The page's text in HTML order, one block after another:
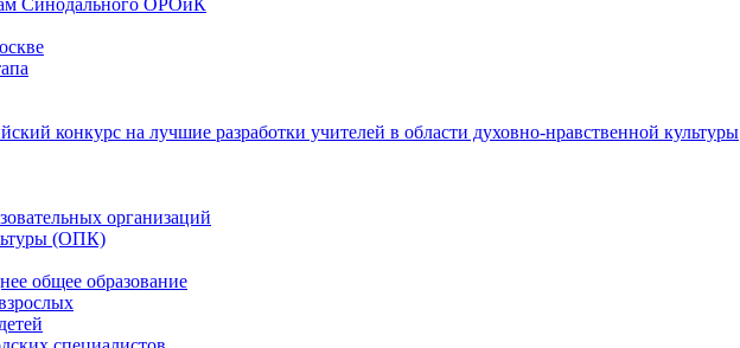
Синодального ОРОиК
конкурс на лучшие разработки учителей в области духовно-нравственной культуры
организаций
(ОПК)
общее образование